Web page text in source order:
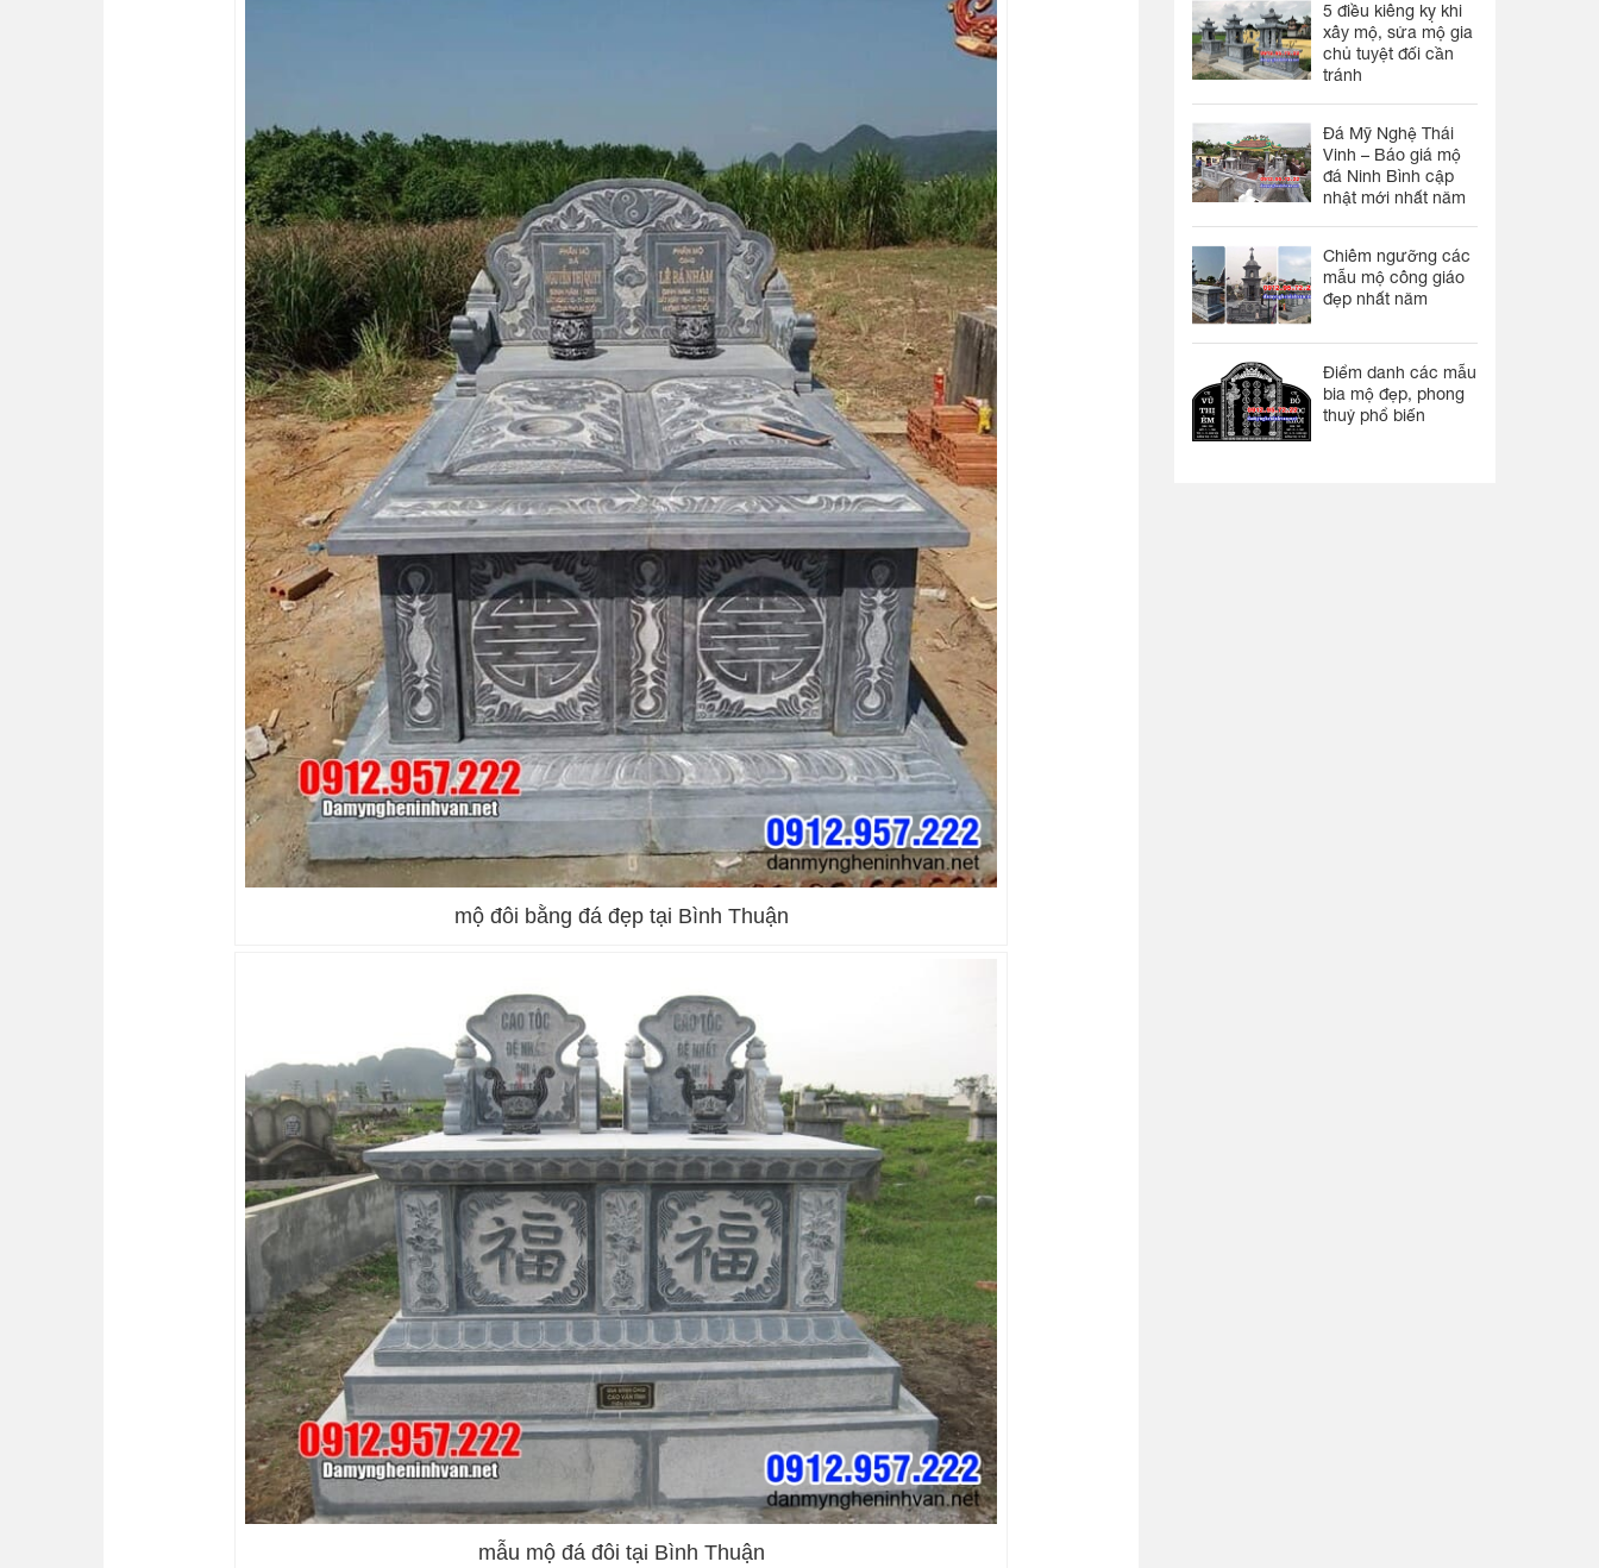
mộ đôi bằng đá đẹp tại Bình Thuận
mẫu mộ đá đôi tại Bình Thuận
5 điều kiêng kỵ khi
xây mộ, sửa mộ gia
chủ tuyệt đối cần
tránh
Đá Mỹ Nghệ Thái
Vinh – Báo giá mộ
đá Ninh Bình cập
nhật mới nhất năm
Chiêm ngưỡng các
mẫu mộ công giáo
đẹp nhất năm
Điểm danh các mẫu
bia mộ đẹp, phong
thuỷ phổ biến